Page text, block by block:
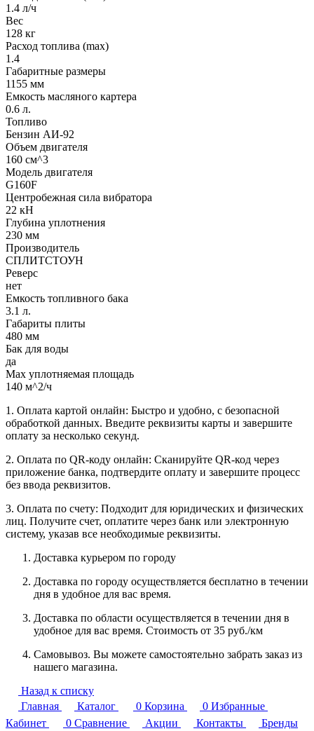
1.4 л/ч
Вес
128 кг
Расход топлива (max)
1.4
Габаритные размеры
1155 мм
Емкость масляного картера
0.6 л.
Топливо
Бензин АИ-92
Объем двигателя
160 см^3
Модель двигателя
G160F
Центробежная сила вибратора
22 кН
Глубина уплотнения
230 мм
Производитель
СПЛИТСТОУН
Реверс
нет
Емкость топливного бака
3.1 л.
Габариты плиты
480 мм
Бак для воды
да
Max уплотняемая площадь
140 м^2/ч
1. Оплата картой онлайн: Быстро и удобно, с безопасной
обработкой данных. Введите реквизиты карты и завершите
оплату за несколько секунд.
2. Оплата по QR-коду онлайн: Сканируйте QR-код через
приложение банка, подтвердите оплату и завершите процесс
без ввода реквизитов.
3. Оплата по счету: Подходит для юридических и физических
лиц. Получите счет, оплатите через банк или электронную
систему, указав все необходимые реквизиты.
Доставка курьером по городу
Доставка по городу осуществляется бесплатно в течении
дня в удобное для вас время.
Доставка по области осуществляется в течении дня в
удобное для вас время. Стоимость от 35 руб./км
Самовывоз. Вы можете самостоятельно забрать заказ из
нашего магазина.
Назад к списку
Главная
Каталог 0 Корзина 0 Избранные
Кабинет
0 Сравнение Акции Контакты
Бренды